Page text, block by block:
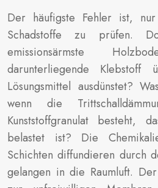
Der häufigste Fehler ist,
Schadstoffe zu prüfen.
emissionsärmste
darunterliegende Klebstoff
Lösungsmittel ausdünstet?
wenn die
Kunststoffgranulat besteht,
belastet ist? Die
Schichten diffundieren durch
gelangen in die Raumluft.